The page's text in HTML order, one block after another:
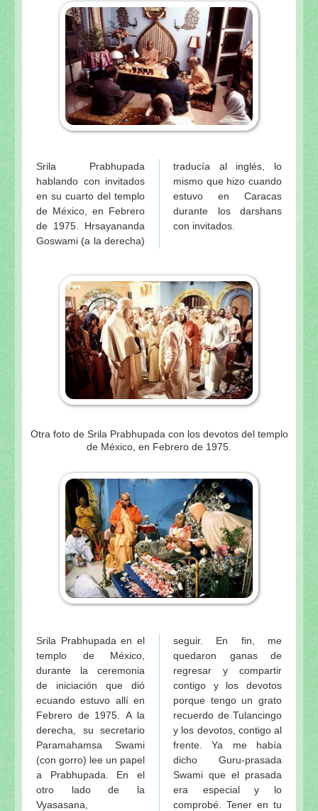
Srila Prabhupada
hablando con invitados
en su cuarto del templo
de México, en Febrero
de 1975. Hrsayananda
Goswami (a la derecha)
traducía al inglés, lo
mismo que hizo cuando
estuvo en Caracas
durante los darshans
con invitados.
Otra foto de Srila Prabhupada con los devotos del templo
de México, en Febrero de 1975.
Srila Prabhupada en el
templo de México,
durante la ceremonia
de iniciación que dió
ecuando estuvo allí en
Febrero de 1975. A la
derecha, su secretario
Paramahamsa Swami
(con gorro) lee un papel
a Prabhupada. En el
otro lado de la
Vyasasana,
seguir. En fin, me
quedaron ganas de
regresar y compartir
contigo y los devotos
porque tengo un grato
recuerdo de Tulancingo
y los devotos, contigo al
frente. Ya me había
dicho Guru-prasada
Swami que el prasada
era especial y lo
comprobé. Tener en tu